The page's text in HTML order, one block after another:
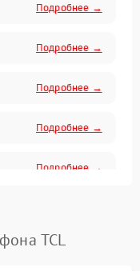
и другие
Подробнее →
Подробнее →
Подробнее →
Подробнее →
Подробнее →
Подробнее →
TCL